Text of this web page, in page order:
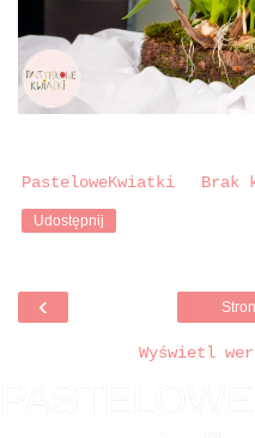
PasteloweKwiatki Brak
Udostępnij
‹
Wyświetl